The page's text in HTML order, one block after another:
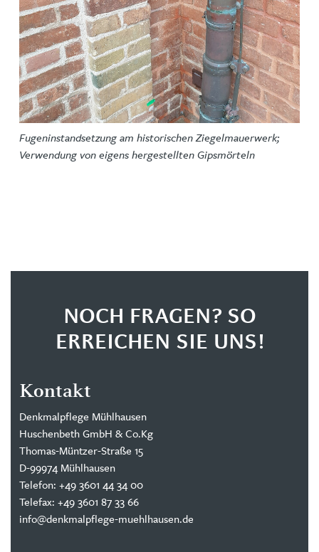
Fugeninstandsetzung am historischen Ziegelmauerwerk;
Verwendung von eigens hergestellten Gipsmörteln
NOCH FRAGEN? SO
ERREICHEN SIE UNS!
Kontakt
Denkmalpflege Mühlhausen
Huschenbeth GmbH & Co.Kg
Thomas-Müntzer-Straße 15
D-99974 Mühlhausen
Telefon: +49 3601 44 34 00
Telefax: +49 3601 87 33 66
info@denkmalpflege-muehlhausen.de